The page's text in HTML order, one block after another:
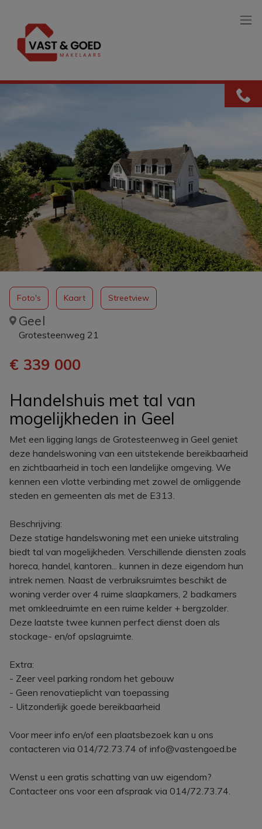
Handelshuis met tal van
mogelijkheden in Geel
Geel
Grotesteenweg 21
€ 339 000
Foto's Kaart Streetview
Met een ligging langs de Grotesteenweg in Geel geniet
deze handelswoning van een uitstekende bereikbaarheid
en zichtbaarheid in toch een landelijke omgeving. We
kennen een vlotte verbinding met zowel de omliggende
steden en gemeenten als met de E313.
Beschrijving:
Deze statige handelswoning met een unieke uitstraling
biedt tal van mogelijkheden. Verschillende diensten zoals
horeca, handel, kantoren... kunnen in deze eigendom hun
intrek nemen. Naast de verbruiksruimtes beschikt de
woning verder over 4 ruime slaapkamers, 2 badkamers
met omkleedruimte en een ruime kelder + bergzolder.
Deze laatste twee kunnen perfect dienst doen als
stockage- en/of opslagruimte.
Extra:
- Zeer veel parking rondom het gebouw
- Geen renovatieplicht van toepassing
- Uitzonderlijk goede bereikbaarheid
Voor meer info en/of een plaatsbezoek kan u ons
contacteren via 014/72.73.74 of info@vastengoed.be
Wenst u een gratis schatting van uw eigendom?
Contacteer ons voor een afspraak via 014/72.73.74.